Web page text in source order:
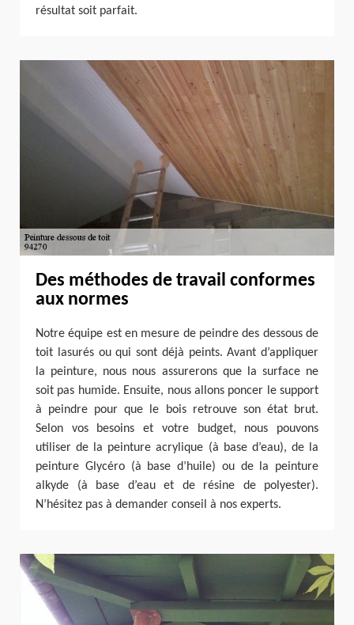
résultat soit parfait.
Des méthodes de travail conformes
aux normes
Notre équipe est en mesure de peindre des dessous de
toit lasurés ou qui sont déjà peints. Avant d’appliquer
la peinture, nous nous assurerons que la surface ne
soit pas humide. Ensuite, nous allons poncer le support
à peindre pour que le bois retrouve son état brut.
Selon vos besoins et votre budget, nous pouvons
utiliser de la peinture acrylique (à base d’eau), de la
peinture Glycéro (à base d’huile) ou de la peinture
alkyde (à base d’eau et de résine de polyester).
N’hésitez pas à demander conseil à nos experts.